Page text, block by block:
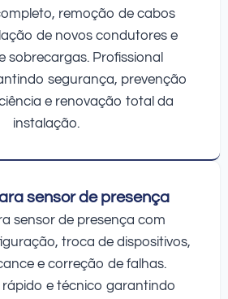
remoção de cabos
de novos condutores e
sobrecargas. Profissional
segurança, prevenção
e renovação total da
instalação.
sensor de presença
sensor de presença com
troca de dispositivos,
e correção de falhas.
e técnico garantindo